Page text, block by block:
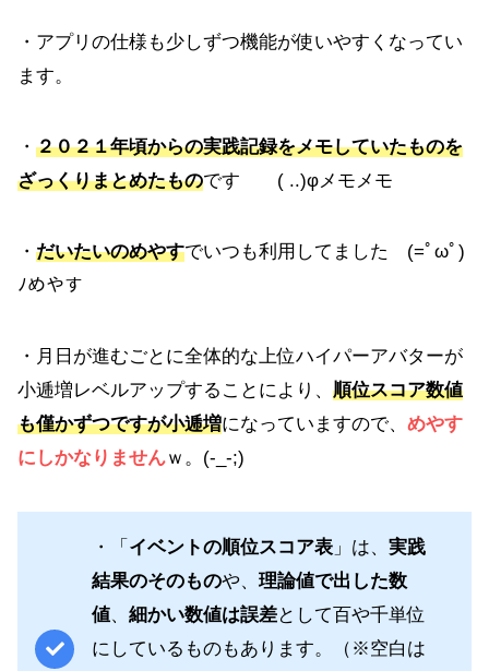
・アプリの仕様も少しずつ機能が使いやすくなってい
ます。
・ ２０２１年頃からの実践記録をメモしていたものを
ざっくりまとめたものです ( ..)φメモメモ
・ だいたいのめやすでいつも利用してました (=ﾟωﾟ)
ﾉめやす
・月日が進むごとに全体的な上位ハイパーアバターが
小逓増レベルアップすることにより、 順位スコア数値
も僅かずつですが小逓増になっていますので、 めやす
にしかなりませんｗ。(-_-;)
・「 イベントの順位スコア表 」は、 実践
結果のそのものや、 理論値で出した数
値、 細かい数値は誤差として百や千単位
にしているものもあります。（※空白は